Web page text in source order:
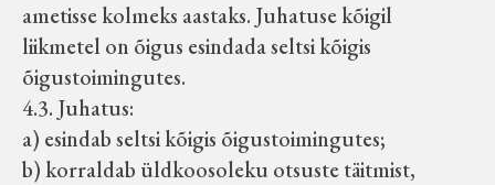
ametisse kolmeks aastaks. Juhatuse kõigil
liikmetel on õigus esindada seltsi kõigis
õigustoimingutes.
4.3. Juhatus:
a) esindab seltsi kõigis õigustoimingutes;
b) korraldab üldkoosoleku otsuste täitmist,